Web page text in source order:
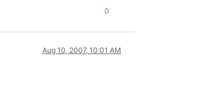
0
Aug 10, 2007, 10:01 AM